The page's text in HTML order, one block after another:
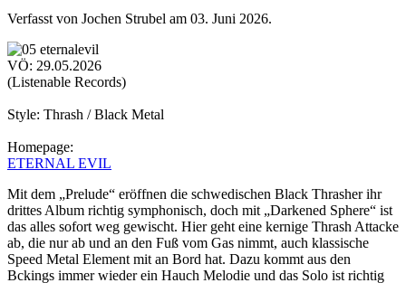
Verfasst von Jochen Strubel am 03. Juni 2026.
VÖ: 29.05.2026
(Listenable Records)
Style: Thrash / Black Metal
Homepage:
ETERNAL EVIL
Mit dem „Prelude“ eröffnen die schwedischen Black Thrasher ihr
drittes Album richtig symphonisch, doch mit „Darkened Sphere“ ist
das alles sofort weg gewischt. Hier geht eine kernige Thrash Attacke
ab, die nur ab und an den Fuß vom Gas nimmt, auch klassische
Speed Metal Element mit an Bord hat. Dazu kommt aus den
Bckings immer wieder ein Hauch Melodie und das Solo ist richtig